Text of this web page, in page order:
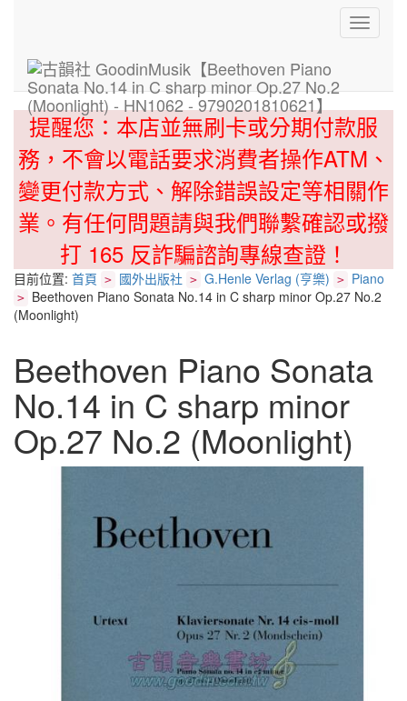
Toggle
提醒您：本店並無刷卡或分期付款服
務，不會以電話要求消費者操作ATM、
變更付款方式、解除錯誤設定等相關作
業。有任何問題請與我們聯繫確認或撥
打 165 反詐騙諮詢專線查證！
目前位置: 首頁 > 國外出版社 > G.Henle Verlag (亨樂) > Piano
> Beethoven Piano Sonata No.14 in C sharp minor Op.27 No.2
(Moonlight)
Beethoven Piano Sonata
No.14 in C sharp minor
Op.27 No.2 (Moonlight)